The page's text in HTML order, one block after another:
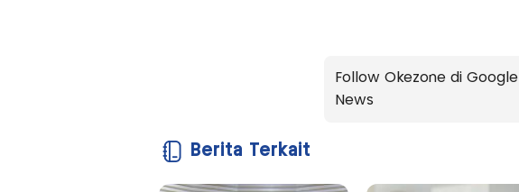
Follow Okezone di Google
News
Berita Terkait